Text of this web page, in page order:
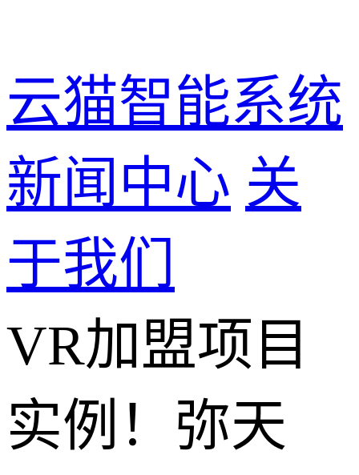
云猫智能系统
新闻中心 关
于我们
VR加盟项目
实例！弥天